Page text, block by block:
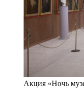
Акция «Ночь